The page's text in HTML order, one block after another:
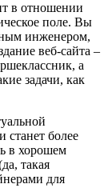
в отношении
поле. Вы
инженером,
веб-сайта –
а
задачи, как
станет более
в хорошем
такая
для